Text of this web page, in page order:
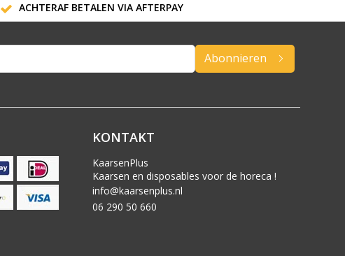
ACHTERAF BETALEN VIA AFTERPAY
Abonnieren
KONTAKT
KaarsenPlus
Kaarsen en disposables voor de horeca !
info@kaarsenplus.nl
06 290 50 660